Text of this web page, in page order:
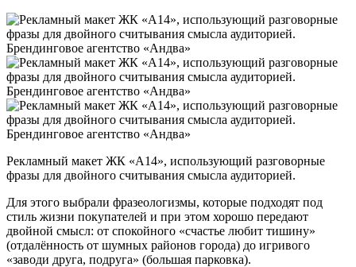
Рекламный макет ЖК «А14», использующий разговорные
фразы для двойного считывания смысла аудиторией.
Для этого выбрали фразеологизмы, которые подходят под
стиль жизни покупателей и при этом хорошо передают
двойной смысл: от спокойного «счастье любит тишину»
(отдалённость от шумных районов города) до игривого
«заводи друга, подруга» (большая парковка).